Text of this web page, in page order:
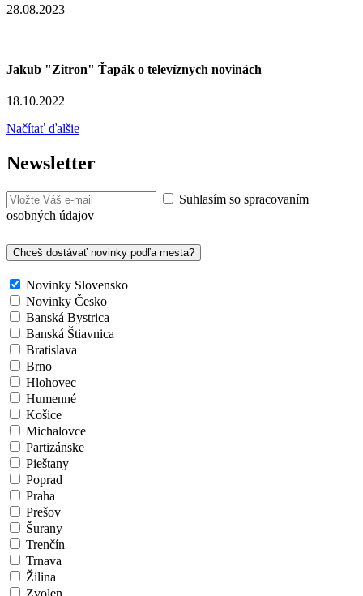
28.08.2023
Jakub "Zitron" Ťapák o televíznych novinách
18.10.2022
Načítať ďalšie
Newsletter
Suhlasím so spracovaním
osobných údajov
Chceš dostávať novinky podľa mesta?
Novinky Slovensko
Novinky Česko
Banská Bystrica
Banská Štiavnica
Bratislava
Brno
Hlohovec
Humenné
Košice
Michalovce
Partizánske
Pieštany
Poprad
Praha
Prešov
Šurany
Trenčín
Trnava
Žilina